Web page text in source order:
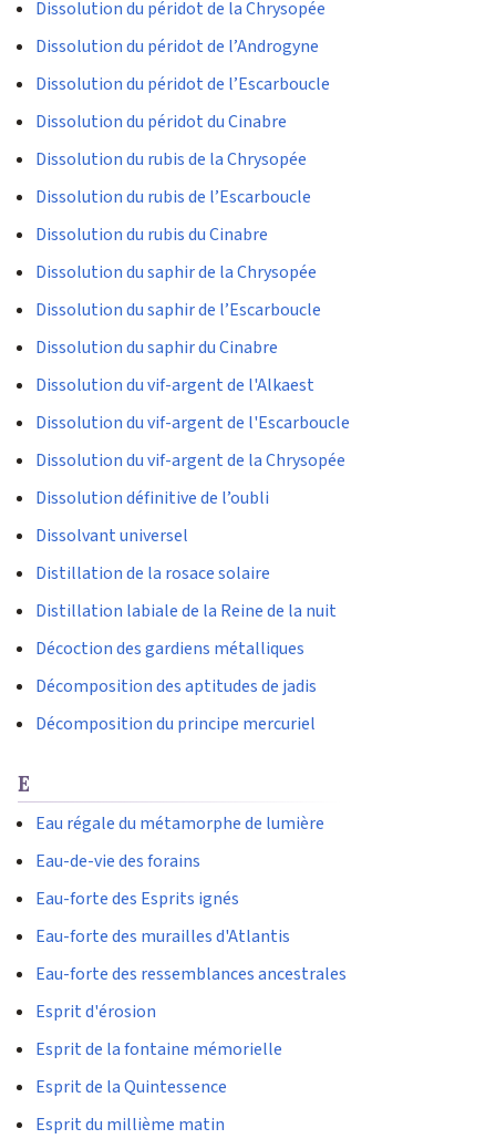
Dissolution du péridot de la Chrysopée
Dissolution du péridot de l’Androgyne
Dissolution du péridot de l’Escarboucle
Dissolution du péridot du Cinabre
Dissolution du rubis de la Chrysopée
Dissolution du rubis de l’Escarboucle
Dissolution du rubis du Cinabre
Dissolution du saphir de la Chrysopée
Dissolution du saphir de l’Escarboucle
Dissolution du saphir du Cinabre
Dissolution du vif-argent de l'Alkaest
Dissolution du vif-argent de l'Escarboucle
Dissolution du vif-argent de la Chrysopée
Dissolution définitive de l’oubli
Dissolvant universel
Distillation de la rosace solaire
Distillation labiale de la Reine de la nuit
Décoction des gardiens métalliques
Décomposition des aptitudes de jadis
Décomposition du principe mercuriel
E
Eau régale du métamorphe de lumière
Eau-de-vie des forains
Eau-forte des Esprits ignés
Eau-forte des murailles d'Atlantis
Eau-forte des ressemblances ancestrales
Esprit d'érosion
Esprit de la fontaine mémorielle
Esprit de la Quintessence
Esprit du millième matin